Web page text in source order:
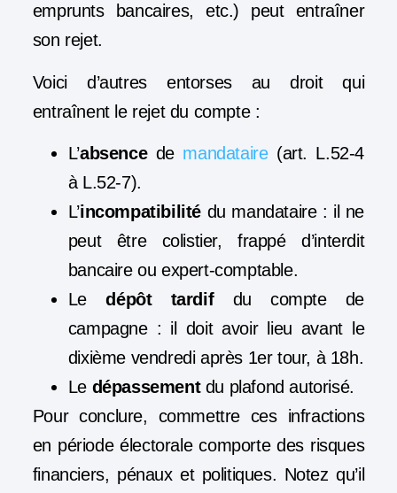
emprunts bancaires, etc.) peut entraîner
son rejet.
Voici d’autres entorses au droit qui
entraînent le rejet du compte :
L’absence de mandataire(art. L.52-4
à L.52-7).
L’incompatibilité du mandataire : il ne
peut être colistier, frappé d’interdit
bancaire ou expert-comptable.
Ledépôt tardif du compte de
campagne : il doit avoir lieu avant le
dixième vendredi après 1er tour, à 18h.
Le dépassementdu plafond autorisé.
Pour conclure,
commettre ces infractions
en période électorale comporte des risques
financiers, pénaux et politiques. Notez qu’il